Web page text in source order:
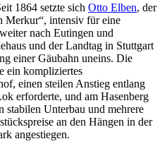
1864 setzte sich Otto Elben, der
Merkur“, intensiv für eine
nach Eutingen und
und der Landtag in Stuttgart
einer Gäubahn uneins. Die
ein kompliziertes
einen steilen Anstieg entlang
erforderte, und am Hasenberg
stabilen Unterbau und mehrere
an den Hängen in der
angestiegen.